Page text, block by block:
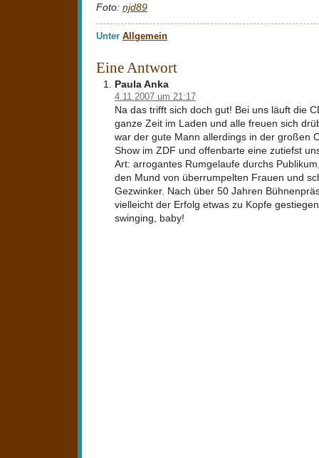
Foto: njd89
Unter Allgemein
Eine Antwort
Paula Anka
4.11.2007 um 21:17
Na das trifft sich doch gut! Bei uns läuft die
ganze Zeit im Laden und alle freuen sich
war der gute Mann allerdings in der großen
Show im ZDF und offenbarte eine zutiefst
Art: arrogantes Rumgelaufe durchs
den Mund von überrumpelten Frauen und
Gezwinker. Nach über 50 Jahren
vielleicht der Erfolg etwas zu Kopfe
swinging, baby!